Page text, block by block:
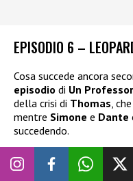
EPISODIO 6 –
Cosa succede ancora
episodio di Un
della crisi di Thomas ,
mentre Simone e Dante
succedendo.
Nel frattempo,Alba
aguzzini, e
Dante decide